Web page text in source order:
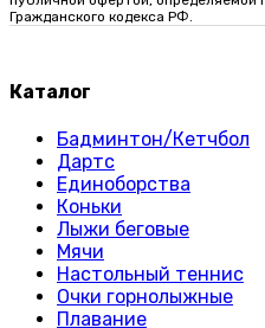
Гражданского кодекса РФ.
Каталог
Бадминтон/Кетчбол
Дартс
Единоборства
Коньки
Лыжи беговые
Мячи
Настольный теннис
Очки горнолыжные
Плавание